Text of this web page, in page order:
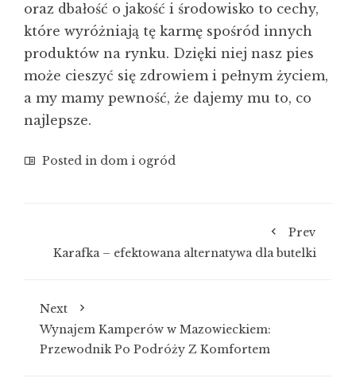
oraz dbałość o jakość i środowisko to cechy,
które wyróżniają tę karmę spośród innych
produktów na rynku. Dzięki niej nasz pies
może cieszyć się zdrowiem i pełnym życiem,
a my mamy pewność, że dajemy mu to, co
najlepsze.
Posted in dom i ogród
Prev
Karafka – efektowana alternatywa dla butelki
Next
Wynajem Kamperów w Mazowieckiem:
Przewodnik Po Podróży Z Komfortem